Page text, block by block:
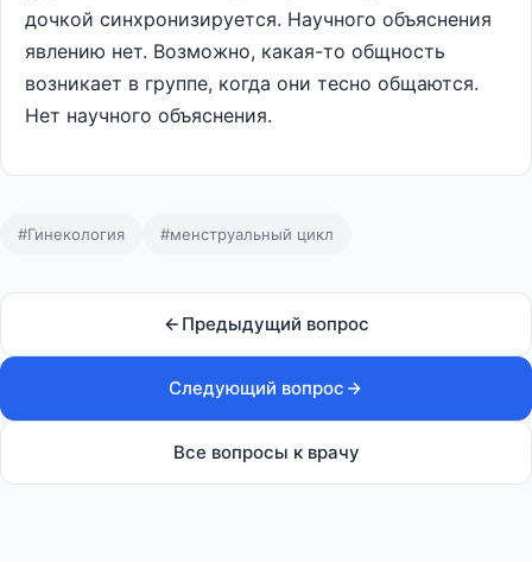
дочкой синхронизируется. Научного объяснения
явлению нет. Возможно, какая-то общность
возникает в группе, когда они тесно общаются.
Нет научного объяснения.
#Гинекология #менструальный цикл
Предыдущий вопрос
Следующий вопрос
Все вопросы к врачу